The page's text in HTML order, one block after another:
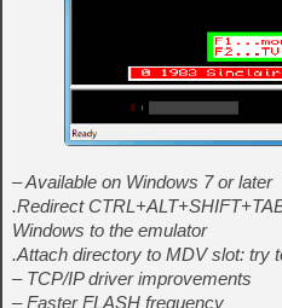
– Available on Windows 7 or later
.Redirect
Windows to the emulator
.Attach directory to MDV slot: try
– TCP/IP driver improvements
– Faster FLASH frequency